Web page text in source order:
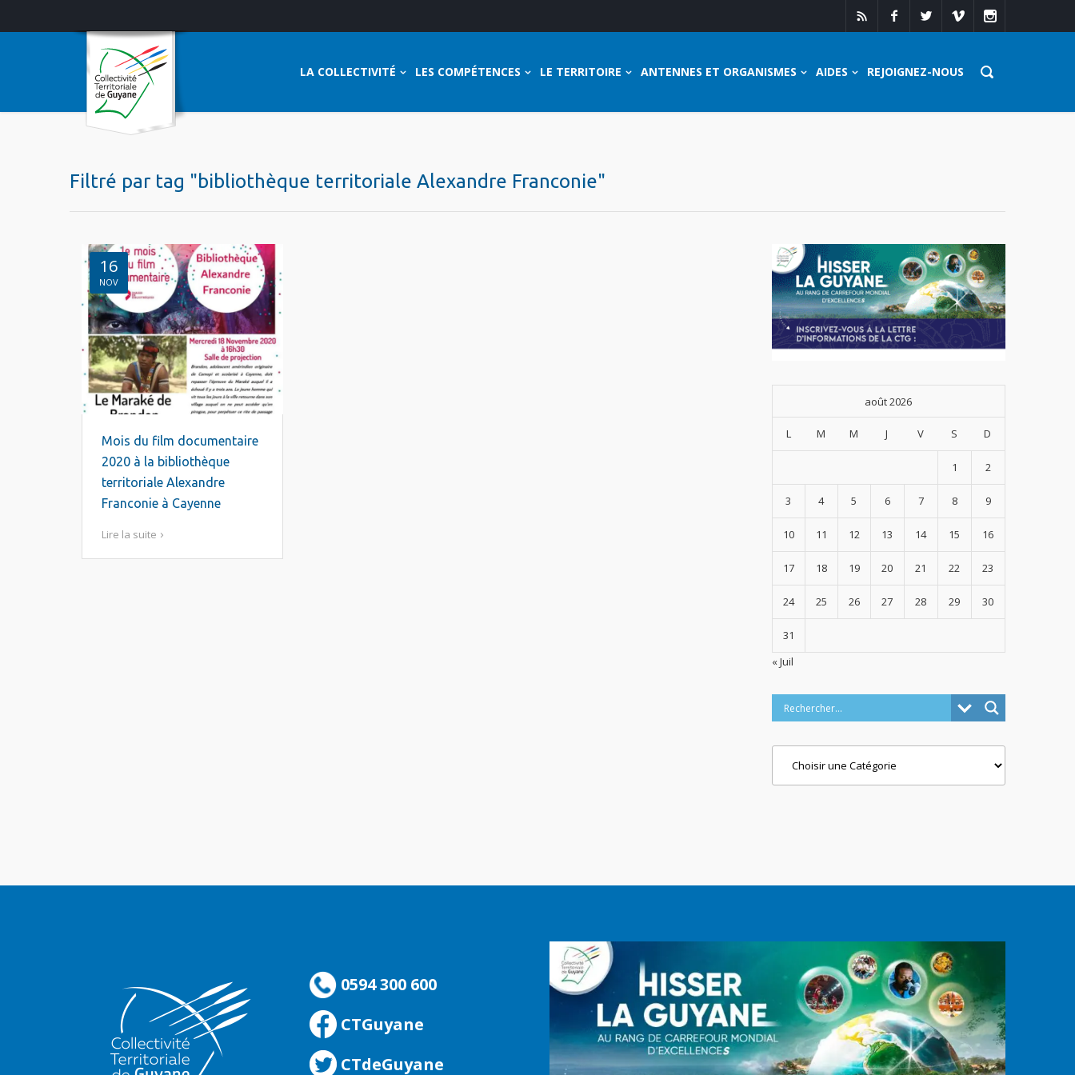
LA COLLECTIVITÉ LES COMPÉTENCES LE TERRITOIRE ANTENNES ET ORGANISMES AIDES REJOIGNEZ-NOUS
Filtré par tag "bibliothèque territoriale Alexandre Franconie"
16
NOV
Mois du film documentaire
2020 à la bibliothèque
territoriale Alexandre
Franconie à Cayenne
Lire la suite
août 2026
L M M J V S D
1 2
3 4 5 6 7 8 9
10 11 12 13 14 15 16
17 18 19 20 21 22 23
24 25 26 27 28 29 30
31
« Juil
0594 300 600
CTGuyane
CTdeGuyane